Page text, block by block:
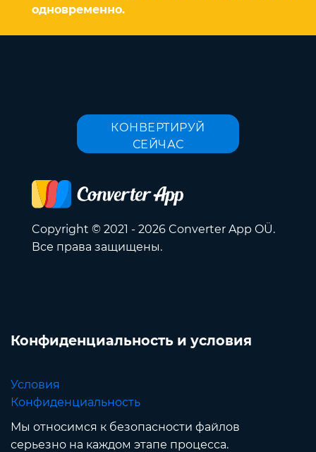
одновременно.
КОНВЕРТИРУЙ
СЕЙЧАС
Copyright © 2021 - 2026 Converter App OÜ.
Все права защищены.
Конфиденциальность и условия
Условия
Конфиденциальность
Мы относимся к безопасности файлов
серьезно на каждом этапе процесса.